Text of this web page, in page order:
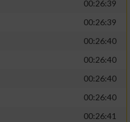
00:26:39
00:26:39
00:26:40
00:26:40
00:26:40
00:26:40
00:26:41